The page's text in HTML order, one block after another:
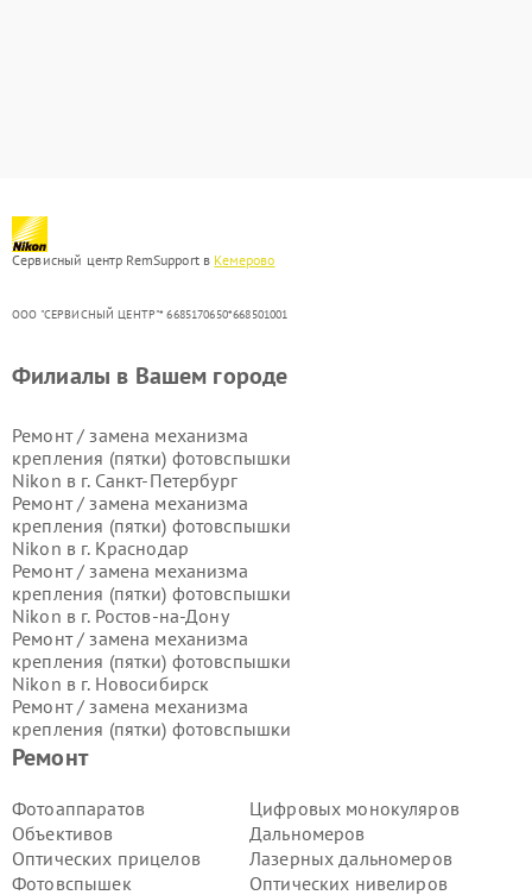
Сервисный центр RemSupport в Кемерово
ООО "СЕРВИСНЫЙ ЦЕНТР"* 6685170650*668501001
Ремонт
Фотоаппаратов
Объективов
Оптических прицелов
Фотовспышек
Цифровых монокуляров
Дальномеров
Лазерных дальномеров
Оптических нивелиров
Филиалы в Вашем городе
Ремонт / замена механизма
крепления (пятки) фотовспышки
Nikon в г. Санкт-Петербург
Ремонт / замена механизма
крепления (пятки) фотовспышки
Nikon в г. Краснодар
Ремонт / замена механизма
крепления (пятки) фотовспышки
Nikon в г. Ростов-на-Дону
Ремонт / замена механизма
крепления (пятки) фотовспышки
Nikon в г. Новосибирск
Ремонт / замена механизма
крепления (пятки) фотовспышки
Nikon в г.
крепления (пятки) фотовспышки
Nikon в г.Казань
Ремонт / замена механизма
крепления (пятки) фотовспышки
Nikon в г.Воронеж